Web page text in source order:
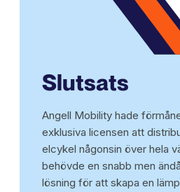
Slutsats
Angell Mobility hade
exklusiva licensen att
elcykel någonsin över hela
behövde en snabb men
lösning för att skapa en